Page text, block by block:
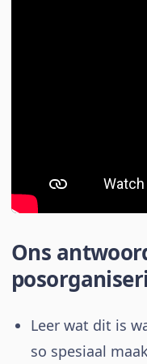
Ons
Leer wat dit is
so spesiaal